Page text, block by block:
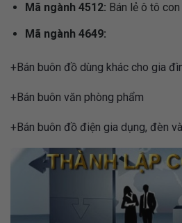
Mã ngành 4512: Bán lẻ ô tô con
Mã ngành 4649:
+Bán buôn đồ dùng khác cho gia
+Bán buôn văn phòng phẩm
+Bán buôn đồ điện gia dụng, đèn